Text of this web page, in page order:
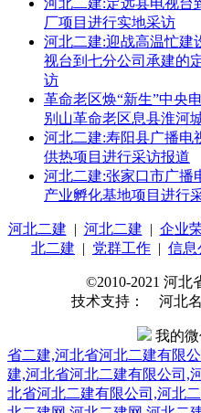
河北二建:定远县电视台
厂项目进行实地采访
河北二建:迎战高温忙
视台到七分公司承建的
访
革命老区焕“新生”中央
别山革命老区息县淮河
河北二建:寿阳县广播电
供热项目进行采访报道
河北二建:张家口市广播
产业孵化基地项目进行
河北二建 | 河北二建 | 企业
北二建 | 党群工作 | 信息
©2010-2021 河北
技术支持： 河北
我的
省二建,河北省河北二建有限
建,河北省河北二建有限公司,
北省河北二建有限公司,河北